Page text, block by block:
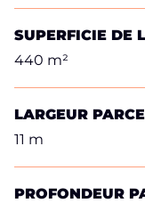
SUPERFICIE DE
440 m²
LARGEUR
11 m
PROFONDEUR